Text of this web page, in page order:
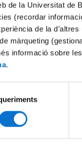
de la Universitat de
(recordar
de la
màrqueting
informació sobre
.
Aneta Nerguti.